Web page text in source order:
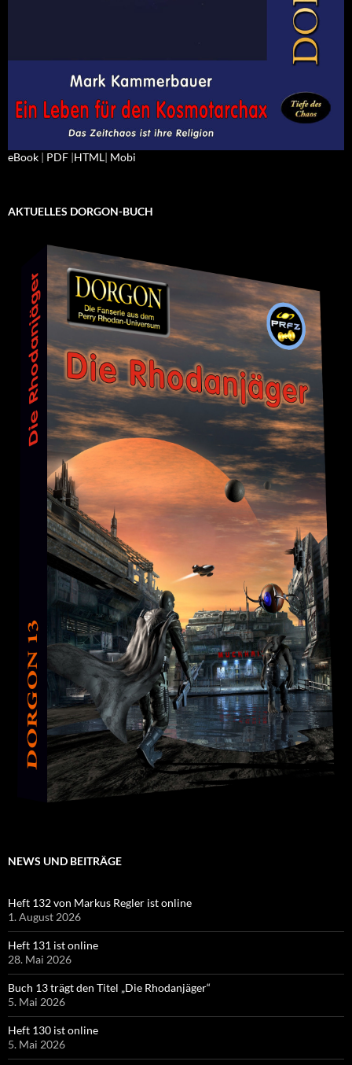
eBook | PDF |HTML| Mobi
AKTUELLES DORGON-BUCH
NEWS UND BEITRÄGE
Heft 132 von Markus Regler ist online
1. August 2026
Heft 131 ist online
28. Mai 2026
Buch 13 trägt den Titel „Die Rhodanjäger“
5. Mai 2026
Heft 130 ist online
5. Mai 2026